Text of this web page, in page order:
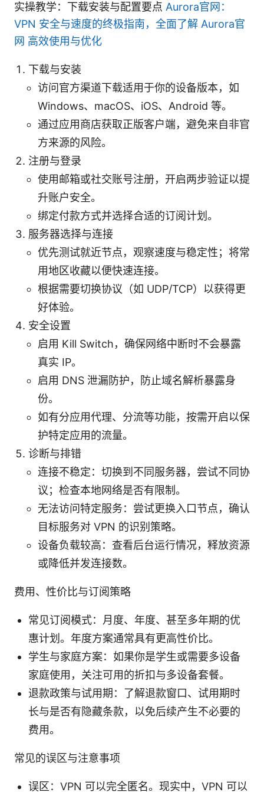
实操教学：下载安装与配置要点 Aurora官网：
VPN 安全与速度的终极指南，全面了解 Aurora官
网 高效使用与优化
下载与安装
访问官方渠道下载适用于你的设备版本，如
Windows、macOS、iOS、Android 等。
通过应用商店获取正版客户端，避免来自非官
方来源的风险。
注册与登录
使用邮箱或社交账号注册，开启两步验证以提
升账户安全。
绑定付款方式并选择合适的订阅计划。
服务器选择与连接
优先测试就近节点，观察速度与稳定性；将常
用地区收藏以便快速连接。
根据需要切换协议（如 UDP/TCP）以获得更
好体验。
安全设置
启用 Kill Switch，确保网络中断时不会暴露
真实 IP。
启用 DNS 泄漏防护，防止域名解析暴露身
份。
如有分应用代理、分流等功能，按需开启以保
护特定应用的流量。
诊断与排错
连接不稳定：切换到不同服务器，尝试不同协
议；检查本地网络是否有限制。
无法访问特定服务：尝试更换入口节点，确认
目标服务对 VPN 的识别策略。
设备负载较高：查看后台运行情况，释放资源
或降低并发连接数。
费用、性价比与订阅策略
常见订阅模式：月度、年度、甚至多年期的优
惠计划。年度方案通常具有更高性价比。
学生与家庭方案：如果你是学生或需要多设备
家庭使用，关注可用的折扣与多设备套餐。
退款政策与试用期：了解退款窗口、试用期时
长与是否有隐藏条款，以免后续产生不必要的
费用。
常见的误区与注意事项
误区：VPN 可以完全匿名。现实中，VPN 可以